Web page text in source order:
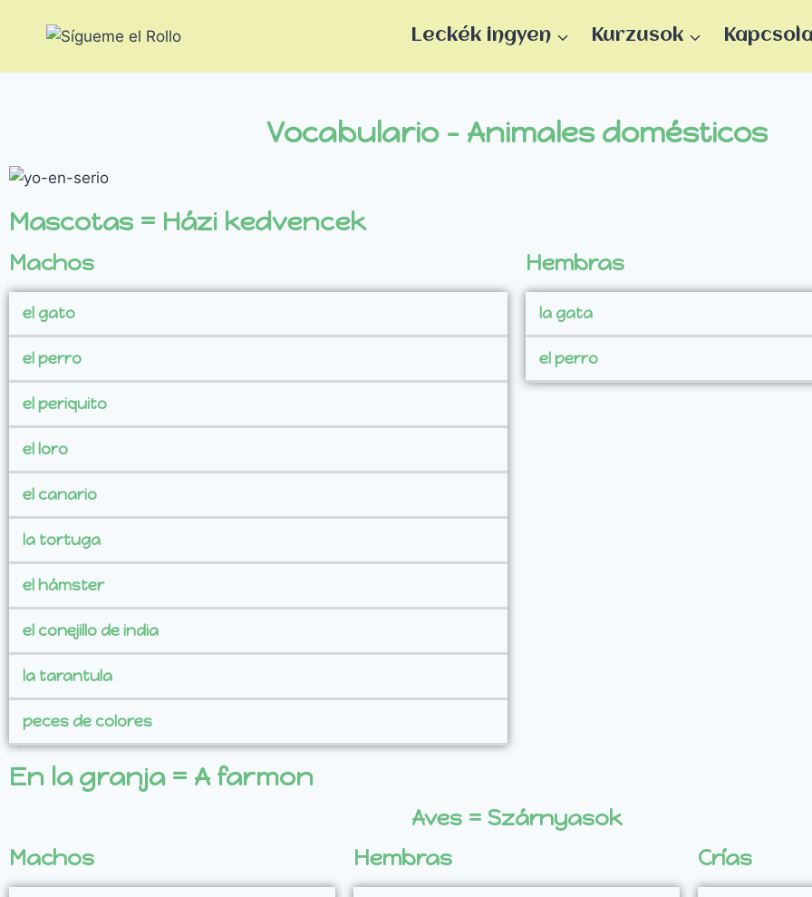
Leckék ingyen Kurzusok
Vocabulario - Animales domésticos
Mascotas = Házi kedvencek
Machos
el gato
el perro
el periquito
el loro
el canario
la tortuga
el hámster
el conejillo de india
la tarantula
peces de colores
Hembras
la gata
el perro
En la granja = A farmon
Aves = Szárnyasok
Machos
Hembras Crías